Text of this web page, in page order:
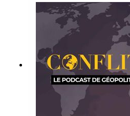
cartographie
l'analyse géopolitique.